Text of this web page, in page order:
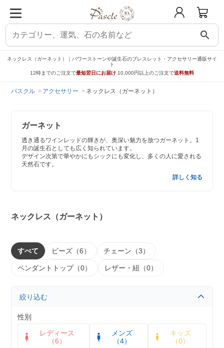
search
ネックレス（ガーネット）｜パワーストーンや誕生石のブレスレット・アクセサリー通販サイ
ト
12時までのご注文で最短翌日にお届け 10,000円以上のご注文で送料無料
パスクル アクセサリー ネックレス（ガーネット）
ガーネット
透き通るワインレッドの輝きが、奥深い魅力を放つガーネット。1
月の誕生石としても広く知られています。
デザイン次第で華やかにもシックにも変化し、多くの人に愛される
天然石です。
詳しく知る
ネックレス（ガーネット）
すべて ビーズ（6） チェーン（3）
ペンダントトップ（0） レザー・紐（0）
絞り込む
性別
レディース
（6）
メンズ
（4）
キッズ
（0）